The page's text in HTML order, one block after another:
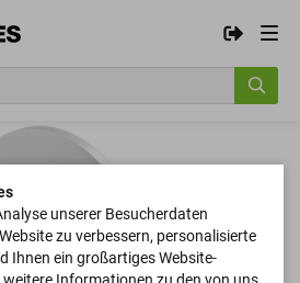
unserer Besucherdaten
zu verbessern, personalisierte
Ihnen ein großartiges Website-